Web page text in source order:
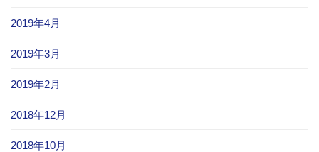
2019年4月
2019年3月
2019年2月
2018年12月
2018年10月